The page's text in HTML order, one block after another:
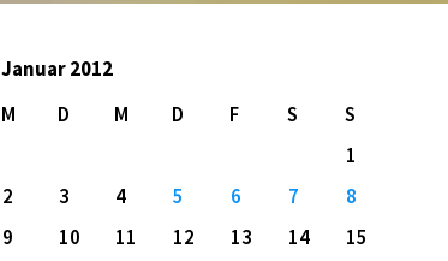
Januar 2012
M
D M D F S
S
1
2
3 4 5 6 7
8
9
10 11 12 13 14
15